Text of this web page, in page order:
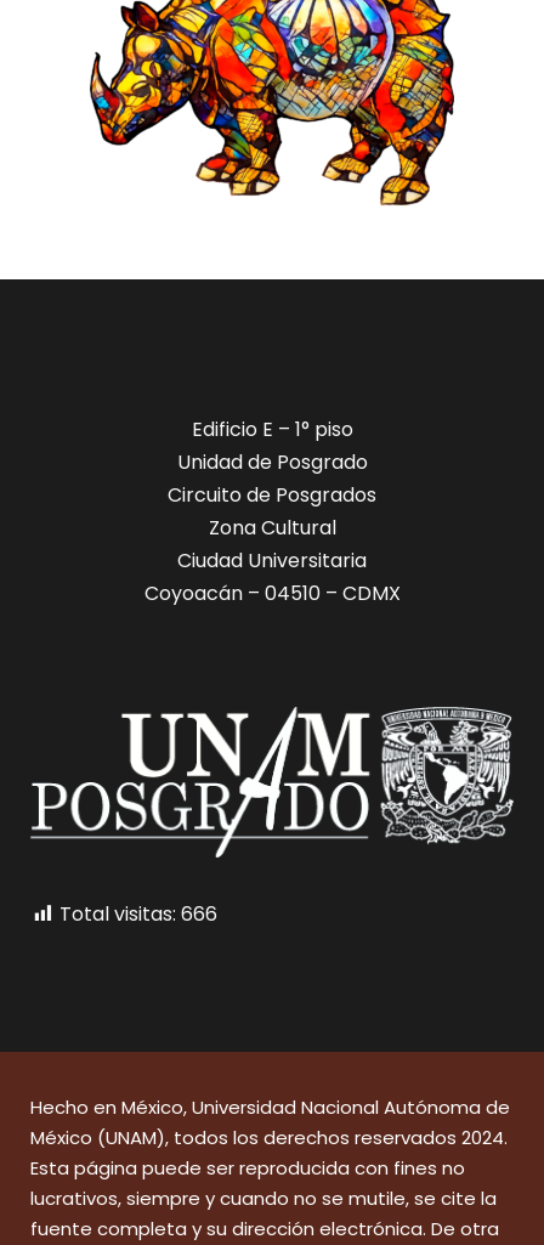
​​Edificio E – 1° piso
Unidad de Posgrado
Circuito de Posgrados
Zona Cultural
Ciudad Universitaria
Coyoacán – 04510 – CDMX
Total visitas: 666
Hecho en México, Universidad Nacional Autónoma de
México (UNAM), todos los derechos reservados 2024.
Esta página puede ser reproducida con fines no
lucrativos, siempre y cuando no se mutile, se cite la
fuente completa y su dirección electrónica. De otra